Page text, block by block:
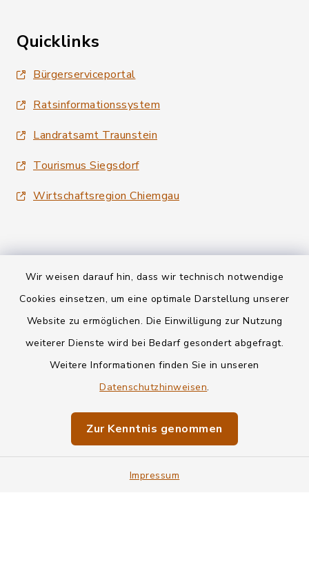
Wir weisen darauf hin, dass wir technisch notwendige
Cookies einsetzen, um eine optimale Darstellung unserer
Website zu ermöglichen. Die Einwilligung zur Nutzung
weiterer Dienste wird bei Bedarf gesondert abgefragt.
Weitere Informationen finden Sie in unseren
Datenschutzhinweisen.
Zur Kenntnis genommen
Impressum
Quicklinks
Bürgerserviceportal
Ratsinformationssystem
Landratsamt Traunstein
Tourismus Siegsdorf
Wirtschaftsregion Chiemgau
Kontakt
Informationspflichten
Impressum
Sitemap